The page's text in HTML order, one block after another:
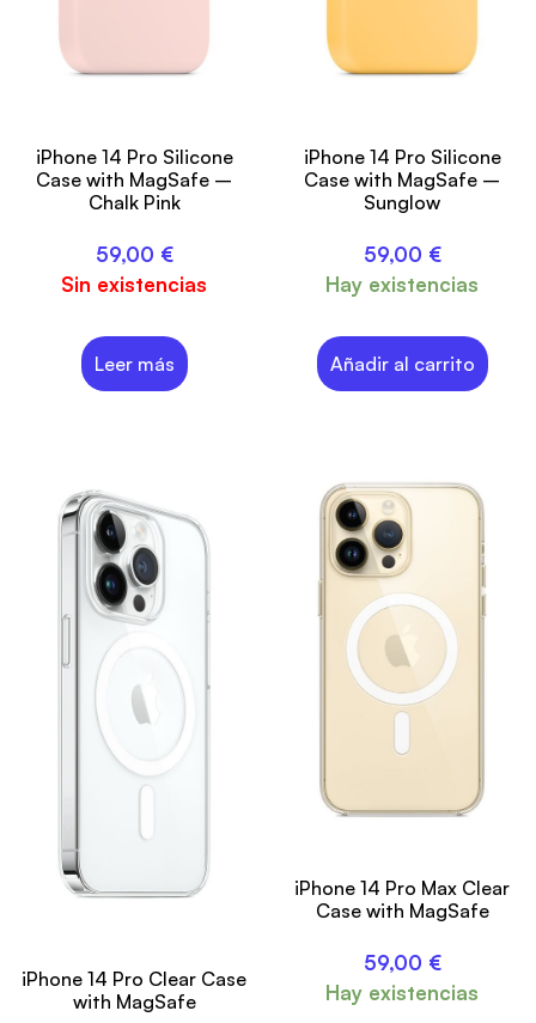
iPhone 14 Pro Silicone
Case with MagSafe –
Chalk Pink
59,00 €
Sin existencias
Leer más
iPhone 14 Pro Silicone
Case with MagSafe –
Sunglow
59,00 €
Hay existencias
Añadir al carrito
iPhone 14 Pro Clear Case
with MagSafe
iPhone 14 Pro Max Clear
Case with MagSafe
59,00 €
Hay existencias